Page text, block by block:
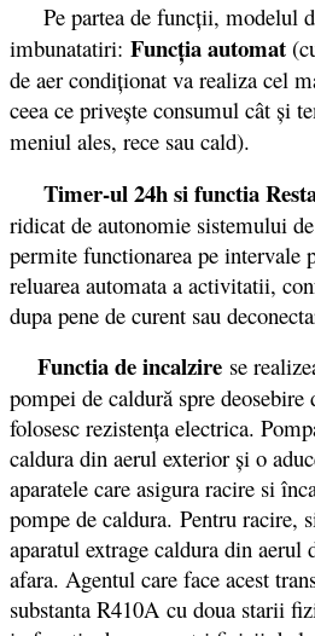
Pe partea de funcții, modelul
imbunatatiri: Funcţia automat
de aer condiţionat va realiza cel
ceea ce priveşte consumul cât şi
meniul ales, rece sau cald).
Timer-ul 24h si functia
ridicat de autonomie sistemului
permite functionarea pe intervale
reluarea automata a activitatii,
dupa pene de curent sau
Functia de incalzire se
pompei de caldură spre deosebire
folosesc rezistenţa electrica.
caldura din aerul exterior şi o
aparatele care asigura racire si
pompe de caldura. Pentru racire,
aparatul extrage caldura din aerul
afara. Agentul care face acest
substanta R410A cu doua starii